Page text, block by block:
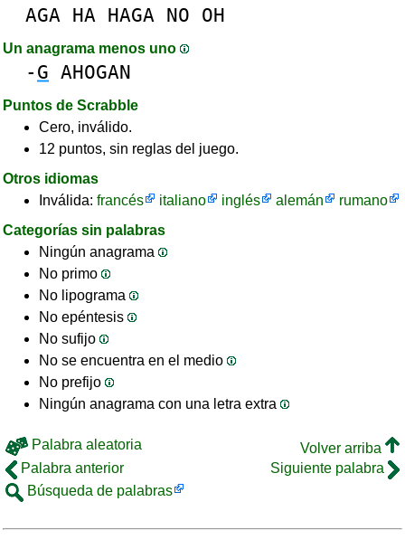
AGA HA HAGA NO OH
Un anagrama menos uno
- G AHOGAN
Puntos de Scrabble
Cero, inválido.
12 puntos, sin reglas del juego.
Otros idiomas
Inválida: francés italiano inglés alemán
rumano
Categorías sin palabras
Ningún anagrama
No primo
No lipograma
No epéntesis
No sufijo
No se encuentra en el medio
No prefijo
Ningún anagrama con una letra extra
Palabra aleatoria
Volver arriba
Palabra anterior
Siguiente palabra
Búsqueda de palabras